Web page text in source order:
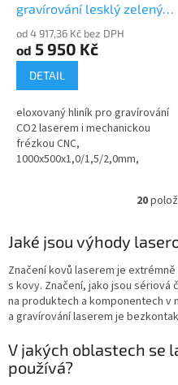
gravírování lesklý zelený
30210-40
od 4 917,36 Kč bez DPH
od 5 950 Kč
DETAIL
eloxovaný hliník pro gravírování
CO2 laserem i mechanickou
frézkou CNC,
1000x500x1,0/1,5/2,0mm,
20
Jaké jsou výhody
Značeníkovů laserem je
s kovy. Značení, jako jsou sériová
na produktech a komponentech v
a gravírovánílaserem je
V jakých oblastech se
používá?